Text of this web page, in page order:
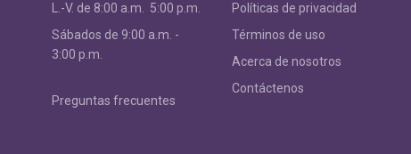
L.-V. de 8:00 a.m. 5:00 p.m.
Sábados de 9:00 a.m. -
3:00 p.m.
Preguntas frecuentes
Políticas de privacidad
Términos de uso
Acerca de nosotros
Contáctenos